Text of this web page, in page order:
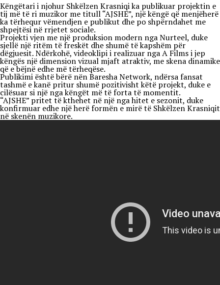
Këngëtari i njohur Shkëlzen Krasniqi ka publikuar projektin e
tij më të ri muzikor me titull “AJSHE”, një këngë që menjëherë
ka tërhequr vëmendjen e publikut dhe po shpërndahet me
shpejtësi në rrjetet sociale.
Projekti vjen me një produksion modern nga Nurteel, duke
sjellë një ritëm të freskët dhe shumë të kapshëm për
dëgjuesit. Ndërkohë, videoklipi i realizuar nga A Films i jep
këngës një dimension vizual mjaft atraktiv, me skena dinamike
që e bëjnë edhe më tërheqëse.
Publikimi është bërë nën Baresha Network, ndërsa fansat
tashmë e kanë pritur shumë pozitivisht këtë projekt, duke e
cilësuar si një nga këngët më të forta të momentit.
“AJSHE” pritet të kthehet në një nga hitet e sezonit, duke
konfirmuar edhe një herë formën e mirë të Shkëlzen Krasniqit
në skenën muzikore.